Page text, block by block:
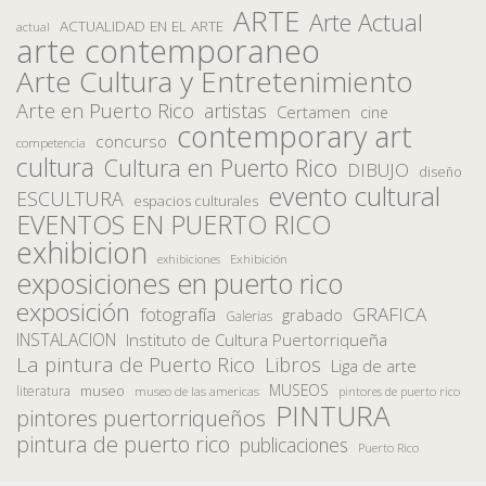
actual ACTUALIDAD EN EL ARTE ARTE Arte Actual
arte contemporaneo
Arte Cultura y Entretenimiento
Arte en Puerto Rico artistas Certamen cine
competencia concurso contemporary art
cultura Cultura en Puerto Rico DIBUJO diseño
ESCULTURA espacios culturales evento cultural
EVENTOS EN PUERTO RICO
exhibicion exhibiciones Exhibición
exposiciones en puerto rico
exposición fotografía Galerias grabado GRAFICA
INSTALACION Instituto de Cultura Puertorriqueña
La pintura de Puerto Rico Libros Liga de arte
literatura museo museo de las americas MUSEOS pintores de puerto rico
pintores puertorriqueños PINTURA
pintura de puerto rico publicaciones Puerto Rico